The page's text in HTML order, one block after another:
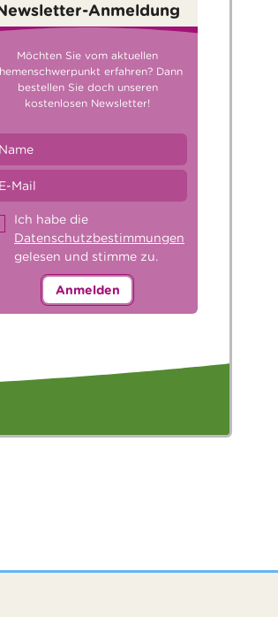
Anmeldung
Möchten Sie vom aktuellen
erfahren? Dann
bestellen Sie doch unseren
kostenlosen Newsletter!
Ich habe die
Datenschutzbestimmungen
gelesen und stimme zu.
Anmelden